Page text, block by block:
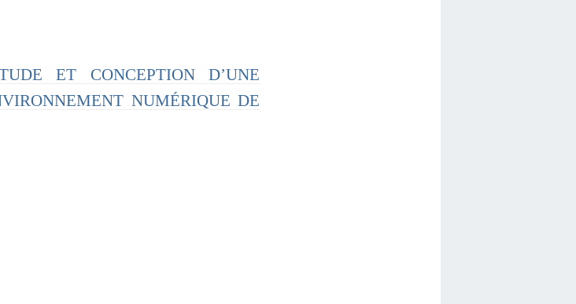
ET CONCEPTION D’UNE
NUMÉRIQUE DE